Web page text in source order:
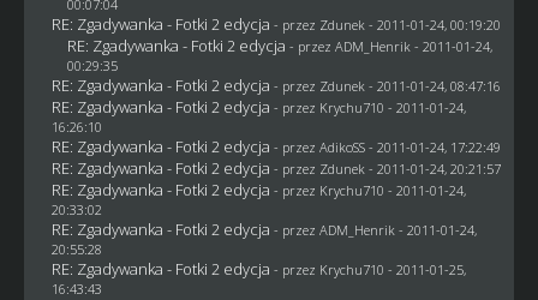
00:07:04
RE: Zgadywanka - Fotki 2 edycja - przez Zdunek - 2011-01-24, 00:19:20
RE: Zgadywanka - Fotki 2 edycja - przez ADM_Henrik - 2011-01-24,
00:29:35
RE: Zgadywanka - Fotki 2 edycja - przez Zdunek - 2011-01-24, 08:47:16
RE: Zgadywanka - Fotki 2 edycja - przez Krychu710 - 2011-01-24,
16:26:10
RE: Zgadywanka - Fotki 2 edycja - przez AdikoSS - 2011-01-24, 17:22:49
RE: Zgadywanka - Fotki 2 edycja - przez Zdunek - 2011-01-24, 20:21:57
RE: Zgadywanka - Fotki 2 edycja - przez Krychu710 - 2011-01-24,
20:33:02
RE: Zgadywanka - Fotki 2 edycja - przez ADM_Henrik - 2011-01-24,
20:55:28
RE: Zgadywanka - Fotki 2 edycja - przez Krychu710 - 2011-01-25,
16:43:43